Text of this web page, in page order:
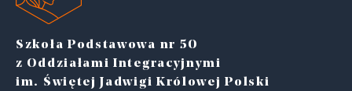
Szkoła Podstawowa nr 50
z Oddziałami Integracyjnymi
im. Świętej Jadwigi Królowej Polski